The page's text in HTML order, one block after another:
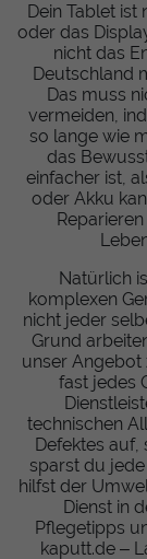
Dein Tablet
oder das
nicht das
Deutschland
Das muss
vermeiden,
so lange wie
das
einfacher ist,
oder Akku
Natürlich
komplexen
nicht jeder
Grund
unser Angebot
fast jedes
technischen
Defektes auf,
sparst du
hilfst der
Dienst in
Pflegetipps
kaputt.de –